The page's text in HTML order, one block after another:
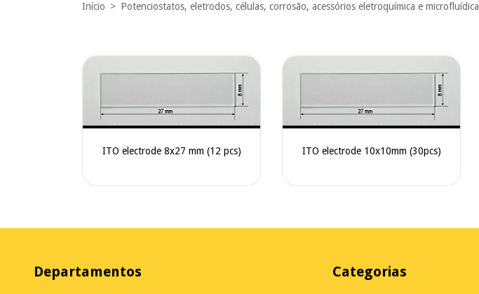
Início > Potenciostatos, eletrodos, células, corrosão, acessórios eletroquímica e microfluídica
ITO electrode 8x27 mm (12 pcs) ITO electrode 10x10mm (30pcs)
Departamentos Categorias